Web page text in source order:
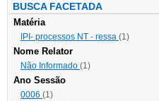
BUSCA FACETADA
Matéria
IPI- processos NT - ressa (1)
Nome Relator
Não Informado (1)
Ano Sessão
0006 (1)